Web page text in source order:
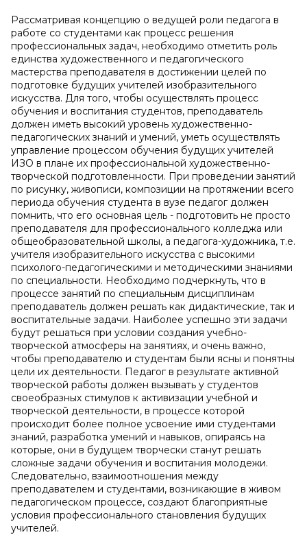
Рассматривая концепцию о ведущей роли педагога в
работе со студентами как процесс решения
профессиональных задач, необходимо отметить роль
единства художественного и педагогического
мастерства преподавателя в достижении целей по
подготовке будущих учителей изобразительного
искусства. Для того, чтобы осуществлять процесс
обучения и воспитания студентов, преподаватель
должен иметь высокий уровень художественно-
педагогических знаний и умений, уметь осуществлять
управление процессом обучения будущих учителей
ИЗО в плане их профессиональной художественно-
творческой подготовленности. При проведении занятий
по рисунку, живописи, композиции на протяжении всего
периода обучения студента в вузе педагог должен
помнить, что его основная цель - подготовить не просто
преподавателя для профессионального колледжа или
общеобразовательной школы, а педагога-художника, т.е.
учителя изобразительного искусства с высокими
психолого-педагогическими и методическими знаниями
по специальности. Необходимо подчеркнуть, что в
процессе занятий по специальным дисциплинам
преподаватель должен решать как дидактические, так и
воспи­тательные задачи. Наиболее успешно эти задачи
будут решаться при условии создания учебно-
творческой атмосферы на занятиях, и очень важно,
чтобы преподавателю и студентам были ясны и понятны
цели их деятельности. Педагог в результате активной
творческой ра­боты должен вызывать у студентов
своеобразных стимулов к активизации учебной и
творческой деятельности, в процессе которой
происходит более полное усвоение ими студентами
знаний, разработка умений и навыков, опираясь на
которые, они в будущем твор­чески станут решать
сложные задачи обучения и воспитания молодежи.
Следовательно, взаимоотношения между
преподавателем и студен­тами, возникающие в живом
педагогическом процессе, создают благо­приятные
условия профессионального становления будущих
учителей.